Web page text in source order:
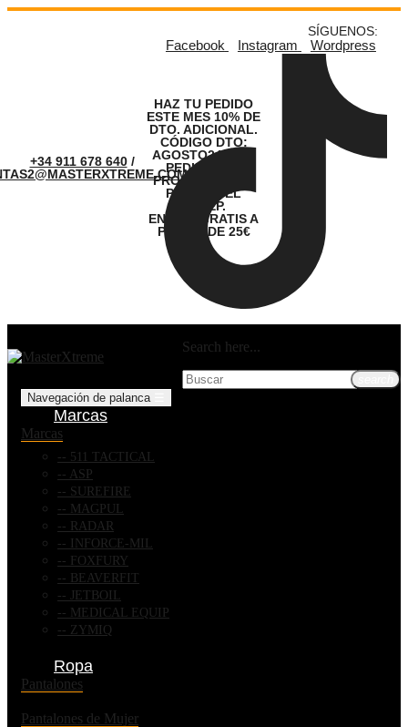
+34 911 678 640/
HAZ TU PEDIDO
ESTE MES 10% DE
DTO. ADICIONAL.
CÓDIGO DTO:
AGOSTO24. LOS
PEDIDOS SE
PROCESARÁN A
PARTIR DEL
01.SEP.
ENVÍOS GRATIS A
PARTIR DE 25€
SÍGUENOS:
Facebook Instagram Wordpress
Search here...
Navegación de palanca
Marcas
Marcas
511 TACTICAL
ASP
SUREFIRE
MAGPUL
RADAR
INFORCE-MIL
FOXFURY
BEAVERFIT
JETBOIL
MEDICAL EQUIP
ZYMIQ
Ropa
Pantalones
Pantalones de Mujer